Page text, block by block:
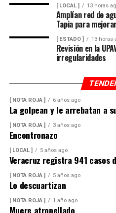
[ LOCAL ] 13 horas
Amplían red de
Tapia para
[ ESTADO ] 13 horas
Revisión en la
irregularidades
[ NOTA ROJA ] 6 años ago
La golpean y le arrebatan a
[ NOTA ROJA ] 3 años ago
Encontronazo
[ LOCAL ] 5 años ago
Veracruz registra 941 casos
[ NOTA ROJA ] 5 años ago
Lo descuartizan
[ NOTA ROJA ] 1 año ago
Muere atropellado